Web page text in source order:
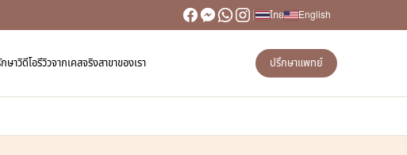
ไทย English
ษาวิดีโอรีวิวจากเคสจริงสาขาของเรา ปรึกษาแพทย์